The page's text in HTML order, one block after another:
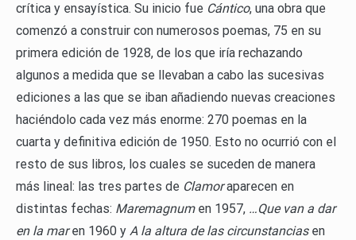
crítica y ensayística. Su inicio fue Cántico, una obra que
comenzó a construir con numerosos poemas, 75 en su
primera edición de 1928, de los que iría rechazando
algunos a medida que se llevaban a cabo las sucesivas
ediciones a las que se iban añadiendo nuevas creaciones
haciéndolo cada vez más enorme: 270 poemas en la
cuarta y definitiva edición de 1950. Esto no ocurrió con el
resto de sus libros, los cuales se suceden de manera
más lineal: las tres partes de Clamoraparecen en
distintas fechas: Maremagnumen 1957, …Que van a dar
en la maren 1960 y A la altura de las circunstancias en